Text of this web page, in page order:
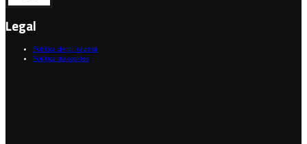
Legal
Política de privadesa
Política de cookies